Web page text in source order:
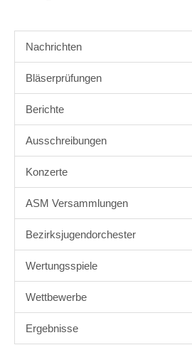
Nachrichten
Bläserprüfungen
Berichte
Ausschreibungen
Konzerte
ASM Versammlungen
Bezirksjugendorchester
Wertungsspiele
Wettbewerbe
Ergebnisse